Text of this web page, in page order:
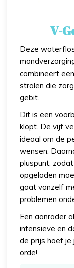
V-
Deze
combineert
stralen die
gebit.
Dit is een
klopt. De vijf
ideaal om de
wensen.
pluspunt,
opgeladen
gaat vanzelf
problemen
Een aanrader
intensieve en
de prijs hoef je
orde!